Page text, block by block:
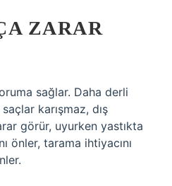
ZARAR
sağlar. Daha derli
karışmaz, dış
görür, uyurken yastıkta
önler, tarama ihtiyacını